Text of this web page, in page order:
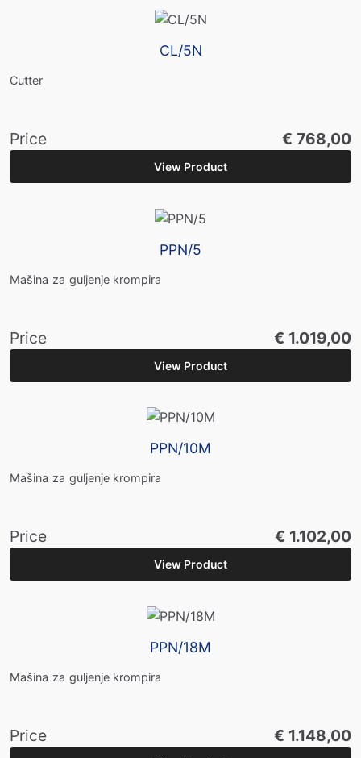
CL/5N
Cutter
Price € 768,00
View Product
PPN/5
Mašina za guljenje krompira
Price € 1.019,00
View Product
PPN/10M
Mašina za guljenje krompira
Price € 1.102,00
View Product
PPN/18M
Mašina za guljenje krompira
Price € 1.148,00